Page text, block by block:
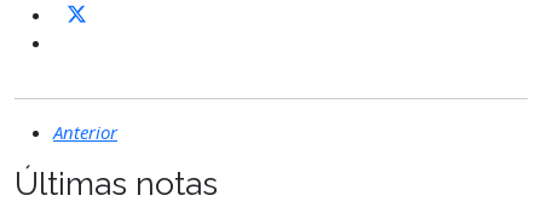
Anterior
Últimas notas